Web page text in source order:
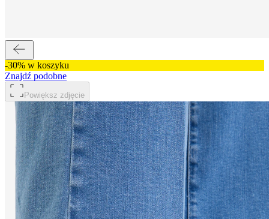
-30% w koszyku
Znajdź podobne
Powiększ zdjęcie